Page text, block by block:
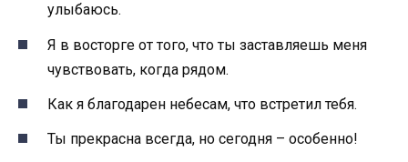
улыбаюсь.
Я в восторге от того, что ты заставляешь меня
чувствовать, когда рядом.
Как я благодарен небесам, что встретил тебя.
Ты прекрасна всегда, но сегодня – особенно!